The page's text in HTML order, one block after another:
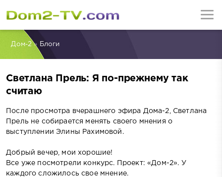
Дом-2» Блоги
Светлана Прель: Я по-прежнему так
считаю
После просмотра вчерашнего эфира Дома-2, Светлана
Прель не собирается менять своего мнения о
выступлении Элины Рахимовой.
Добрый вечер, мои хорошие!
Все уже посмотрели конкурс. Проект: «Дом-2». У
каждого сложилось свое мнение.